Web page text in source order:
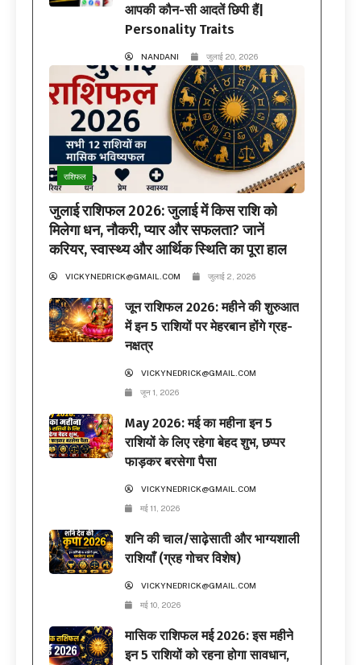
आपकी कौन-सी आदतें छिपी हैं|
Personality Traits
NANDANI जुलाई 20, 2026
राशिफल
जुलाई राशिफल 2026: जुलाई में किस राशि को
मिलेगा धन, नौकरी, प्यार और सफलता? जानें
करियर, स्वास्थ्य और आर्थिक स्थिति का पूरा हाल
VICKYNEDRICK@GMAIL.COM जुलाई 2, 2026
जून राशिफल 2026: महीने की शुरुआत
में इन 5 राशियों पर मेहरबान होंगे ग्रह-
नक्षत्र
VICKYNEDRICK@GMAIL.COM
जून 1, 2026
May 2026: मई का महीना इन 5
राशियों के लिए रहेगा बेहद शुभ, छप्पर
फाड़कर बरसेगा पैसा
VICKYNEDRICK@GMAIL.COM
मई 11, 2026
शनि की चाल/साढ़ेसाती और भाग्यशाली
राशियाँ (ग्रह गोचर विशेष)
VICKYNEDRICK@GMAIL.COM
मई 10, 2026
मासिक राशिफल मई 2026: इस महीने
इन 5 राशियों को रहना होगा सावधान,